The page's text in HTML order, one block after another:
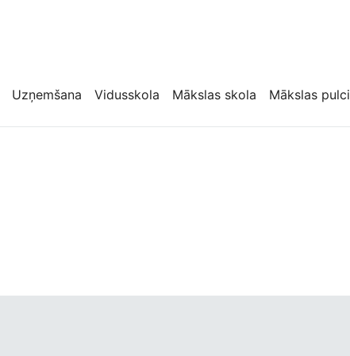
Uzņemšana Vidusskola Mākslas skola Mākslas